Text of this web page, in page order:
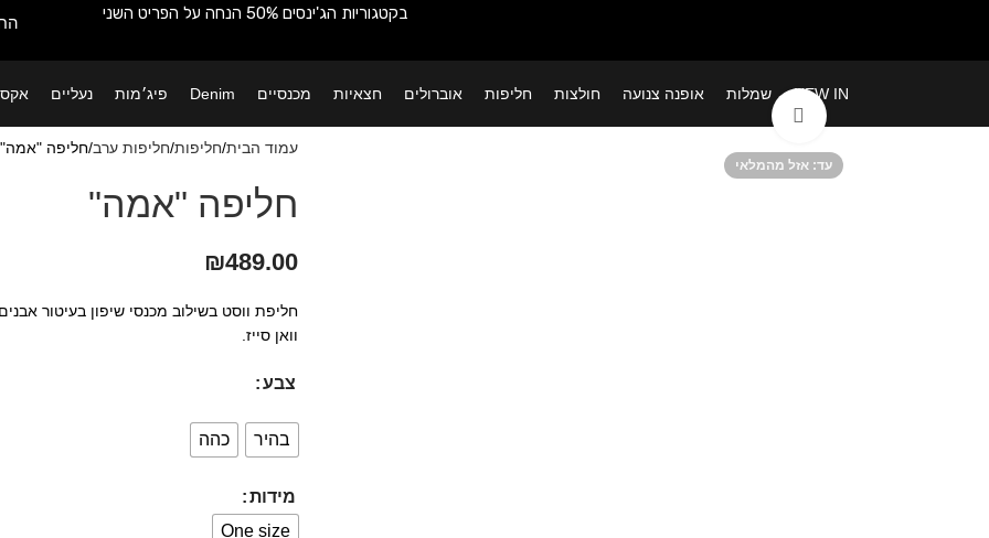
בקטגוריות הג'ינסים 50% הנחה על הפריט השני
NEW IN שמלות אופנה צנועה חולצות חליפות אוברולים חצאיות מכנסיים Denim פיג׳מות נעליים
אזל מהמלאי
עמוד הבית חליפות חליפות ערב חליפה "אמה"
חליפה "אמה"
₪489.00
חליפת ווסט בשילוב מכנסי שיפון בעיטור
וואן סייז.
צבע
בהיר כהה
מידות
One size